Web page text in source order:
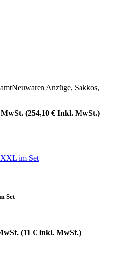
Anzüge, Sakkos,
(254,10 € Inkl. MwSt.)
Set
(11 € Inkl. MwSt.)